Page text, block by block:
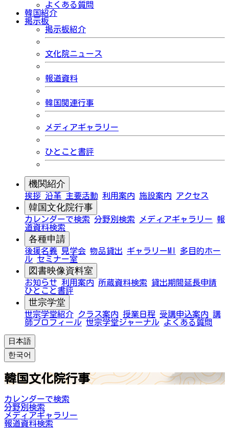
よくある質問
韓国紹介
掲示板
掲示板紹介
文化院ニュース
報道資料
韓国関連行事
メディアギャラリー
ひとこと書評
機関紹介
挨拶 沿革 主要活動 利用案内 施設案内 アクセス
韓国文化院行事
カレンダーで検索 分野別検索 メディアギャラリー 報
道資料検索
各種申請
後援名義 見学会 物品貸出 ギャラリーMI
多目的ホー
ル セミナー室
図書映像資料室
お知らせ 利用案内 所蔵資料検索
貸出期間延長申請
ひとこと書評
世宗学堂
世宗学堂紹介 クラス案内 授業日程 受講申込案内 講
師プロフィール 世宗学堂ジャーナル よくある質問
日本語
한국어
韓国文化院行事
カレンダーで検索
分野別検索
メディアギャラリー
報道資料検索